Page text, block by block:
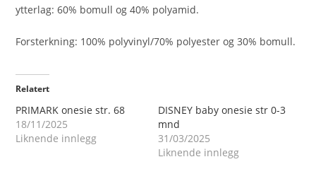
ytterlag: 60% bomull og 40% polyamid.
Forsterkning: 100% polyvinyl/70% polyester og 30% bomull.
Relatert
PRIMARK onesie str. 68
18/11/2025
Liknende innlegg
DISNEY baby onesie str 0-3
mnd
31/03/2025
Liknende innlegg